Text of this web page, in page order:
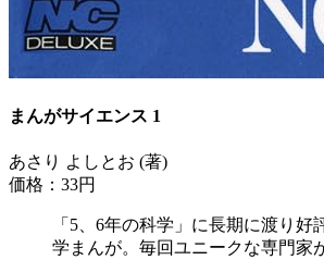
まんがサイエンス 1
あさり よしとお (著)
価格：33円
「5、6年の科学」に長期に渡り好
学まんが。毎回ユニークな専門家